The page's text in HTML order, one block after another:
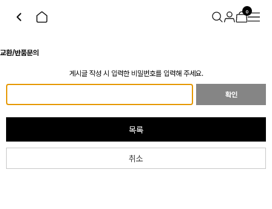
0
교환/반품문의
게시글 작성 시 입력한 비밀번호를 입력해 주세요.
확인
목록
취소